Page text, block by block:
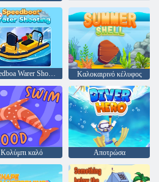
Speedboa Warer Shooting Καλοκαιρινό κέλυφος
Κολύμπι καλό Αποτρώσα